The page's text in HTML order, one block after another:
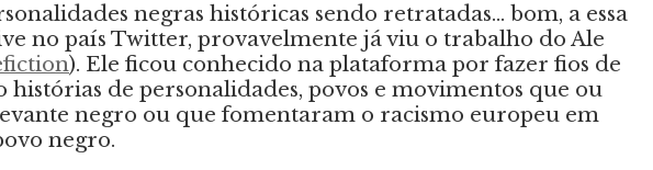
negras históricas sendo retratadas… bom, a essa
no país Twitter, provavelmente já viu o trabalho do Ale
). Ele ficou conhecido na plataforma por fazer fios de
histórias de personalidades, povos e movimentos que ou
negro ou que fomentaram o racismo europeu em
negro.